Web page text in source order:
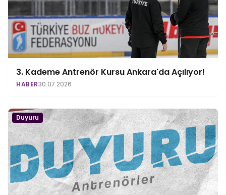
3. Kademe Antrenör Kursu Ankara'da Açılıyor!
HABER30.07.2026
Duyuru